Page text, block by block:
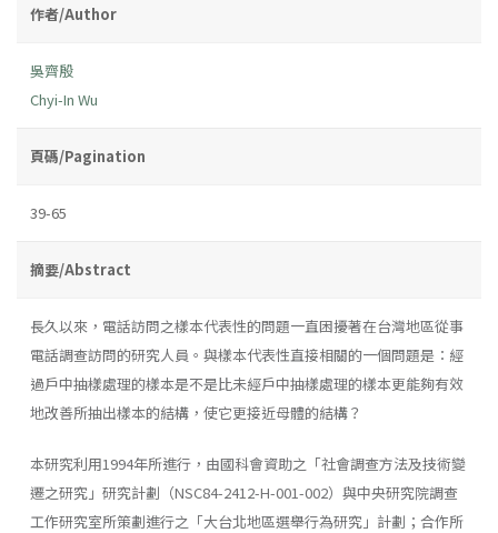
作者/Author
吳齊殷
Chyi-In Wu
頁碼/Pagination
39-65
摘要/Abstract
長久以來，電話訪問之樣本代表性的問題一直困擾著在台灣地區從事
電話調查訪問的研究人員。與樣本代表性直接相關的一個問題是：經
過戶中抽樣處理的樣本是不是比未經戶中抽樣處理的樣本更能夠有效
地改善所抽出樣本的結構，使它更接近母體的結構？
本研究利用1994年所進行，由國科會資助之「社會調查方法及技術變
遷之研究」研究計劃（NSC84-2412-H-001-002）與中央研究院調查
工作研究室所策劃進行之「大台北地區選舉行為研究」計劃；合作所